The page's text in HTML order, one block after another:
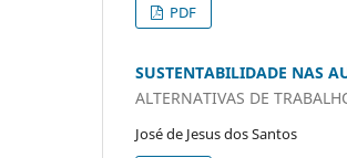
PDF
SUSTENTABILIDADE NAS
ALTERNATIVAS DE
José de Jesus dos Santos